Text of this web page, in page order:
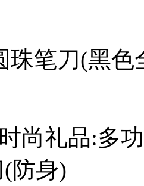
珠笔刀(黑色
尚礼品:多
防身)